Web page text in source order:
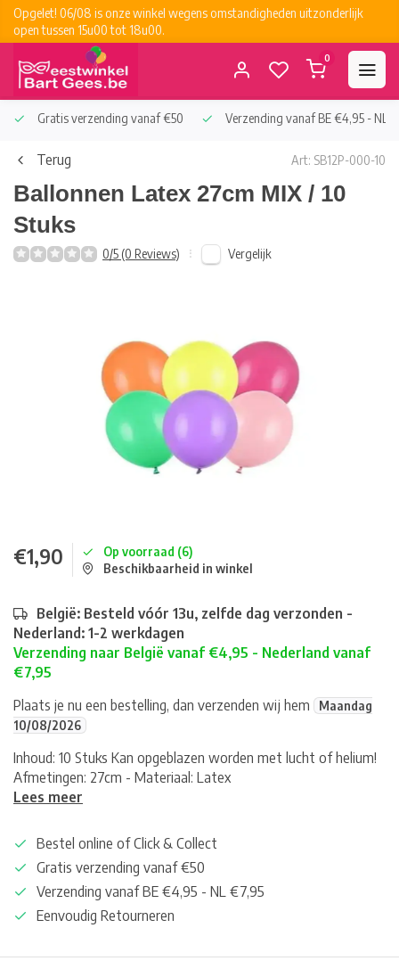
Opgelet! 06/08 is onze winkel wegens omstandigheden uitzonderlijk
open tussen 15u00 tot 18u00.
0
Gratis verzending vanaf €50 Verzending vanaf BE €4,95 - NL
Terug Art: SB12P-000-10
Ballonnen Latex 27cm MIX / 10
Stuks
0/5 (0 Reviews) Vergelijk
€1,90
Op voorraad (6)
Beschikbaarheid in winkel
België: Besteld vóór 13u, zelfde dag verzonden -
Nederland: 1-2 werkdagen
Verzending naar België vanaf €4,95 - Nederland vanaf
€7,95
Plaats je nu een bestelling, dan verzenden wij hem
Maandag
10/08/2026
Inhoud: 10 Stuks Kan opgeblazen worden met lucht of helium!
Afmetingen: 27cm - Materiaal: Latex
Lees meer
Bestel online of Click & Collect
Gratis verzending vanaf €50
Verzending vanaf BE €4,95 - NL €7,95
Eenvoudig Retourneren